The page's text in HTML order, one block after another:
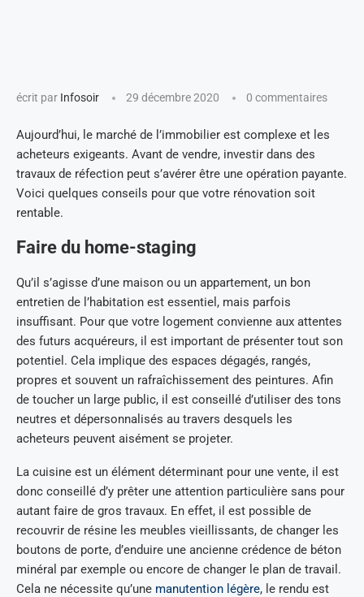
écrit par Infosoir 29 décembre 2020 0 commentaires
Aujourd’hui, le marché de l’immobilier est complexe et les
acheteurs exigeants. Avant de vendre, investir dans des
travaux de réfection peut s’avérer être une opération payante.
Voici quelques conseils pour que votre rénovation soit
rentable.
Faire du home-staging
Qu’il s’agisse d’une maison ou un appartement, un bon
entretien de l’habitation est essentiel, mais parfois
insuffisant. Pour que votre logement convienne aux attentes
des futurs acquéreurs, il est important de présenter tout son
potentiel. Cela implique des espaces dégagés, rangés,
propres et souvent un rafraîchissement des peintures. Afin
de toucher un large public, il est conseillé d’utiliser des tons
neutres et dépersonnalisés au travers desquels les
acheteurs peuvent aisément se projeter.
La cuisine est un élément déterminant pour une vente, il est
donc conseillé d’y prêter une attention particulière sans pour
autant faire de gros travaux. En effet, il est possible de
recouvrir de résine les meubles vieillissants, de changer les
boutons de porte, d’enduire une ancienne crédence de béton
minéral par exemple ou encore de changer le plan de travail.
Cela ne nécessite qu’une manutention légère, le rendu est